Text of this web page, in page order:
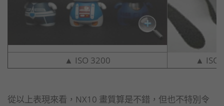
▲ ISO 3200 ▲ ISO
從以上表現來看，NX10 畫質算是不錯，但也不特別令